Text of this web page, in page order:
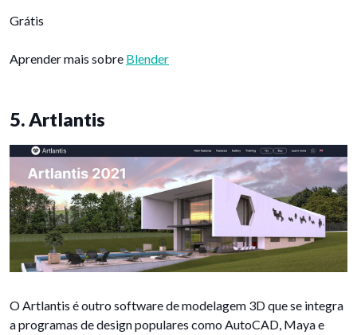
Grátis
Aprender mais sobre Blender
5. Artlantis
O Artlantis é outro software de modelagem 3D que se integra
a programas de design populares como AutoCAD, Maya e